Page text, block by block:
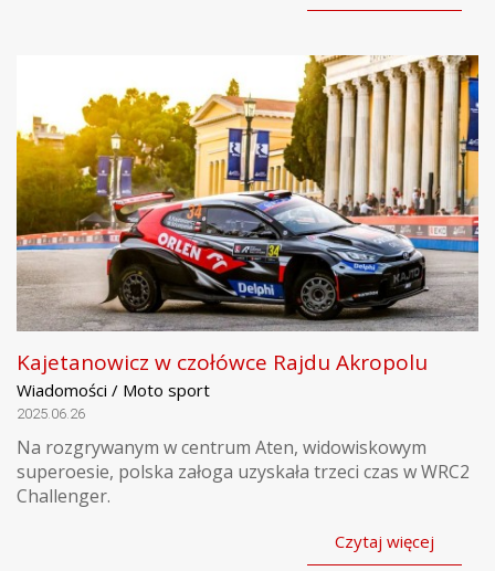
Kajetanowicz w czołówce Rajdu Akropolu
Wiadomości / Moto sport
2025.06.26
Na rozgrywanym w centrum Aten, widowiskowym
superoesie, polska załoga uzyskała trzeci czas w WRC2
Challenger.
Czytaj więcej